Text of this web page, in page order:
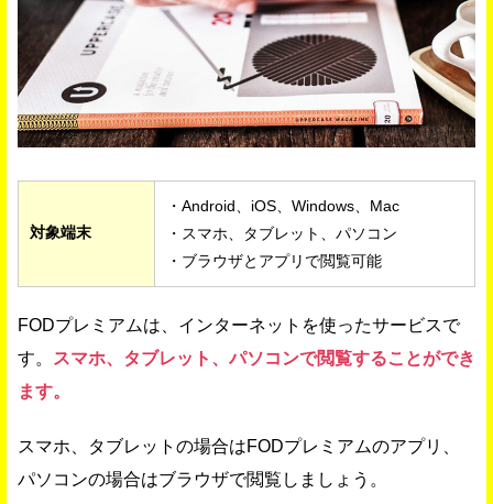
対象端末
・Android、iOS、Windows、Mac
・スマホ、タブレット、パソコン
・ブラウザとアプリで閲覧可能
FODプレミアムは、インターネットを使ったサービスで
す。
スマホ、タブレット、パソコンで閲覧することができ
ます。
スマホ、タブレットの場合はFODプレミアムのアプリ、
パソコンの場合はブラウザで閲覧しましょう。